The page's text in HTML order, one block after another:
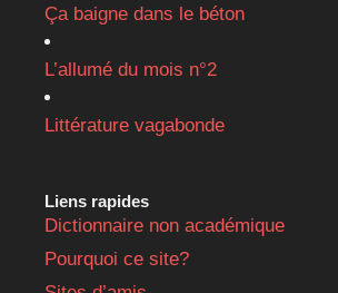
Ça baigne dans le béton
L’allumé du mois n°2
Littérature vagabonde
Liens rapides
Dictionnaire non académique
Pourquoi ce site?